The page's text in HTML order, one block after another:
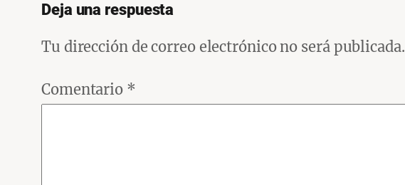
Deja una respuesta
Tu dirección de correo electrónico no será publicada.
Comentario *